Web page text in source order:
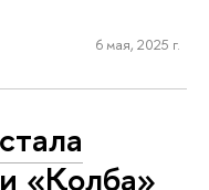
6 мая, 2025 г.
«Колба»